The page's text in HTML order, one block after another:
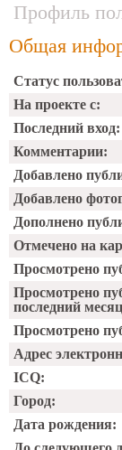
Профиль
Общая
Статус
На проекте с:
Последний вход:
Комментарии:
Добавлено
Добавлено
Дополнено
Отмечено на
Просмотрено
Просмотрено
последний
Просмотрено
Адрес
ICQ:
Город:
Дата рождения: